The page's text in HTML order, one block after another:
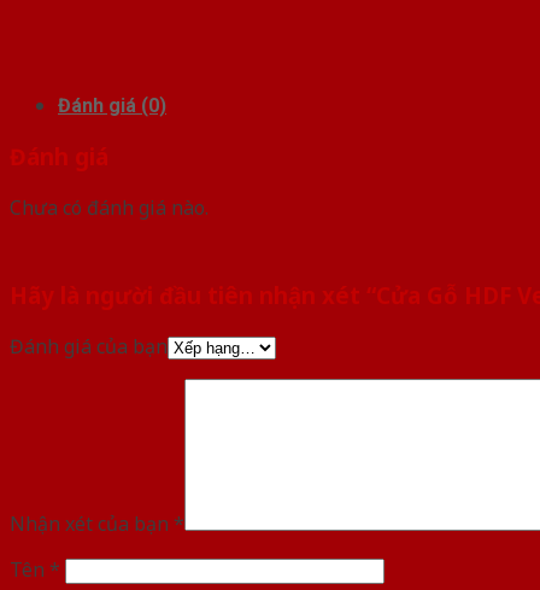
Đánh giá (0)
Đánh giá
Chưa có đánh giá nào.
Hãy là người đầu tiên nhận xét “Cửa Gỗ HDF
Đánh giá của bạn
Nhận xét của bạn *
Tên *